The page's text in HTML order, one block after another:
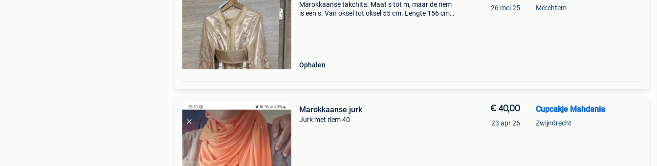
Marokkaanse takchita. Maat s tot m, maar de riem
is een s. Van oksel tot oksel 55 cm. Lengte 156 cm.
Ophalen
26 mei 25 Merchtem
Marokkaanse jurk
Jurk met riem 40
€ 40,00
23 apr 26
Cupcakje Mahdania
Zwijndrecht